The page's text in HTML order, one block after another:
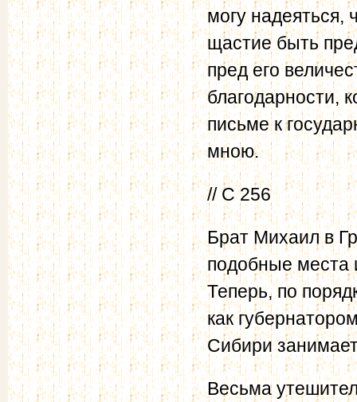
могу надеяться,
щастие быть
пред его
благодарности,
письме к
мною.
// С 256
Брат Михаил в
подобные места
Теперь, по
как
Сибири
Весьма